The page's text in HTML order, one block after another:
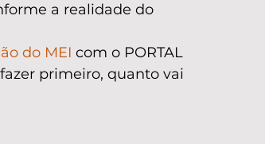
a realidade do
do MEI com o PORTAL
primeiro, quanto vai